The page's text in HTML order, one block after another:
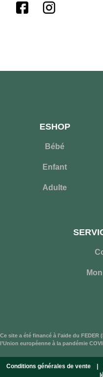
ESHOP
Bébé
Enfant
Adulte
Ce site a été financé à l’aide du FEDER
l’Union européenne à la pandémie
Conditions générales de vente |